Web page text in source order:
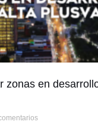
zonas en